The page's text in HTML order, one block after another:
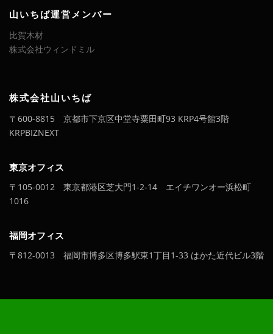
山
物
件
山いちば運営メンバー
比賀木材
株式会社ウィンドミル
株式会社山いちば
〒600-8815 京都市下京区中堂寺粟田町93 KRP4号館3階
KRPBIZNEXT
東京オフィス
〒105-0012 東京都港区芝大門1-2-14 エイチワンオー浜松町
1016
福岡オフィス
〒812-0013 福岡市博多区博多駅東1丁目1-33 はかた近代ビル3階